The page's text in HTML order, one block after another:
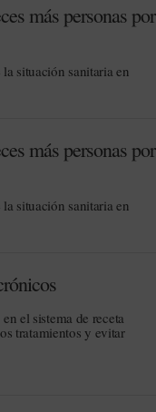
más personas por
situación sanitaria en
más personas por
situación sanitaria en
el sistema de receta
tratamientos y evitar